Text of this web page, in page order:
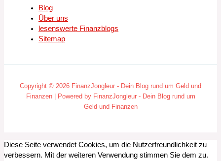
Blog
Über uns
lesenswerte Finanzblogs
Sitemap
Copyright © 2026 FinanzJongleur - Dein Blog rund um Geld und
Finanzen | Powered by FinanzJongleur - Dein Blog rund um
Geld und Finanzen
Diese Seite verwendet Cookies, um die Nutzerfreundlichkeit zu
verbessern. Mit der weiteren Verwendung stimmen Sie dem zu.